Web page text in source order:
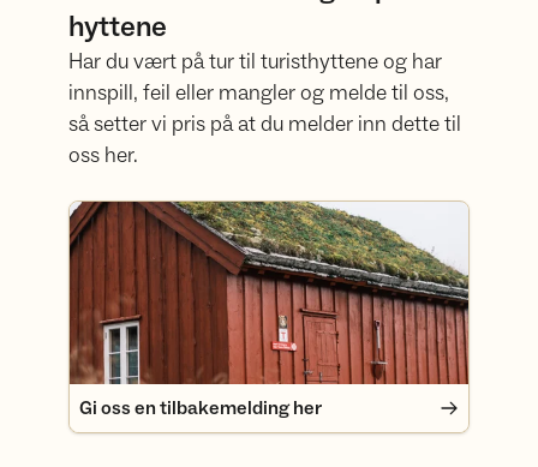
hyttene
Har du vært på tur til turisthyttene og har
innspill, feil eller mangler og melde til oss,
så setter vi pris på at du melder inn dette til
oss her.
Gi oss en tilbakemelding her
Gi oss en tilbakemelding her